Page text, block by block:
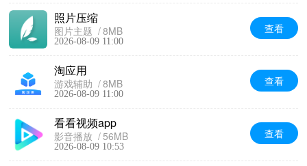
照片压缩
图片主题 8MB
2026-08-09 11:00
查看
淘应用
游戏辅助 8MB
2026-08-09 11:00
查看
看看视频app
影音播放 56MB
2026-08-09 10:53
查看